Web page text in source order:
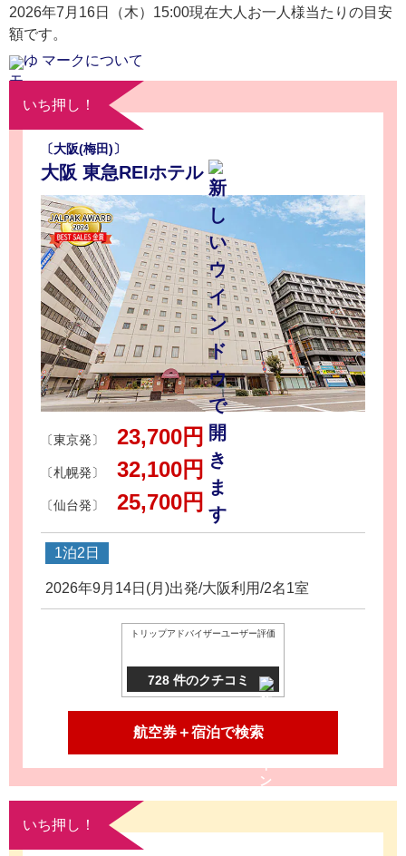
2026年7月16日（木）15:00現在大人お一人様当たりの目安
額です。
ゆ マークについて
いち押し！
〔大阪(梅田)〕
大阪 東急REIホテル
〔東京発〕 23,700円
〔札幌発〕 32,100円
〔仙台発〕 25,700円
1泊2日
2026年9月14日(月)出発/大阪利用/2名1室
トリップアドバイザーユーザー評価
728 件のクチコミ
航空券＋宿泊で検索
いち押し！